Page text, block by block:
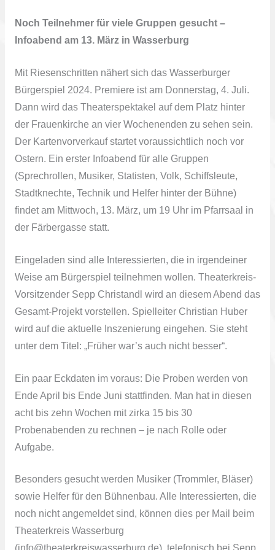
Noch Teilnehmer für viele Gruppen gesucht –
Infoabend am 13. März in Wasserburg
Mit Riesenschritten nähert sich das Wasserburger
Bürgerspiel 2024. Premiere ist am Donnerstag, 4. Juli.
Dann wird das Theaterspektakel auf dem Platz hinter
der Frauenkirche an vier Wochenenden zu sehen sein.
Der Kartenvorverkauf startet voraussichtlich noch vor
Ostern. Ein erster Infoabend für alle Gruppen
(Sprechrollen, Musiker, Statisten, Volk, Schiffsleute,
Stadtknechte, Technik und Helfer hinter der Bühne)
findet am Mittwoch, 13. März, um 19 Uhr im Pfarrsaal in
der Färbergasse statt.
Eingeladen sind alle Interessierten, die in irgendeiner
Weise am Bürgerspiel teilnehmen wollen. Theaterkreis-
Vorsitzender Sepp Christandl wird an diesem Abend das
Gesamt-Projekt vorstellen. Spielleiter Christian Huber
wird auf die aktuelle Inszenierung eingehen. Sie steht
unter dem Titel: „Früher war’s auch nicht besser“.
Ein paar Eckdaten im voraus: Die Proben werden von
Ende April bis Ende Juni stattfinden. Man hat in diesen
acht bis zehn Wochen mit zirka 15 bis 30
Probenabenden zu rechnen – je nach Rolle oder
Aufgabe.
Besonders gesucht werden Musiker (Trommler, Bläser)
sowie Helfer für den Bühnenbau. Alle Interessierten, die
noch nicht angemeldet sind, können dies per Mail beim
Theaterkreis Wasserburg